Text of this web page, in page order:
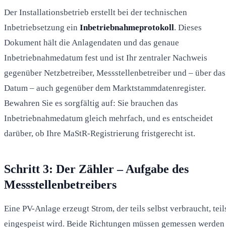
Der Installationsbetrieb erstellt bei der technischen
Inbetriebsetzung ein Inbetriebnahmeprotokoll. Dieses
Dokument hält die Anlagendaten und das genaue
Inbetriebnahmedatum fest und ist Ihr zentraler Nachweis
gegenüber Netzbetreiber, Messstellenbetreiber und – über das
Datum – auch gegenüber dem Marktstammdatenregister.
Bewahren Sie es sorgfältig auf: Sie brauchen das
Inbetriebnahmedatum gleich mehrfach, und es entscheidet
darüber, ob Ihre MaStR-Registrierung fristgerecht ist.
Schritt 3: Der Zähler – Aufgabe des
Messstellenbetreibers
Eine PV-Anlage erzeugt Strom, der teils selbst verbraucht,
eingespeist wird. Beide Richtungen müssen gemessen werden